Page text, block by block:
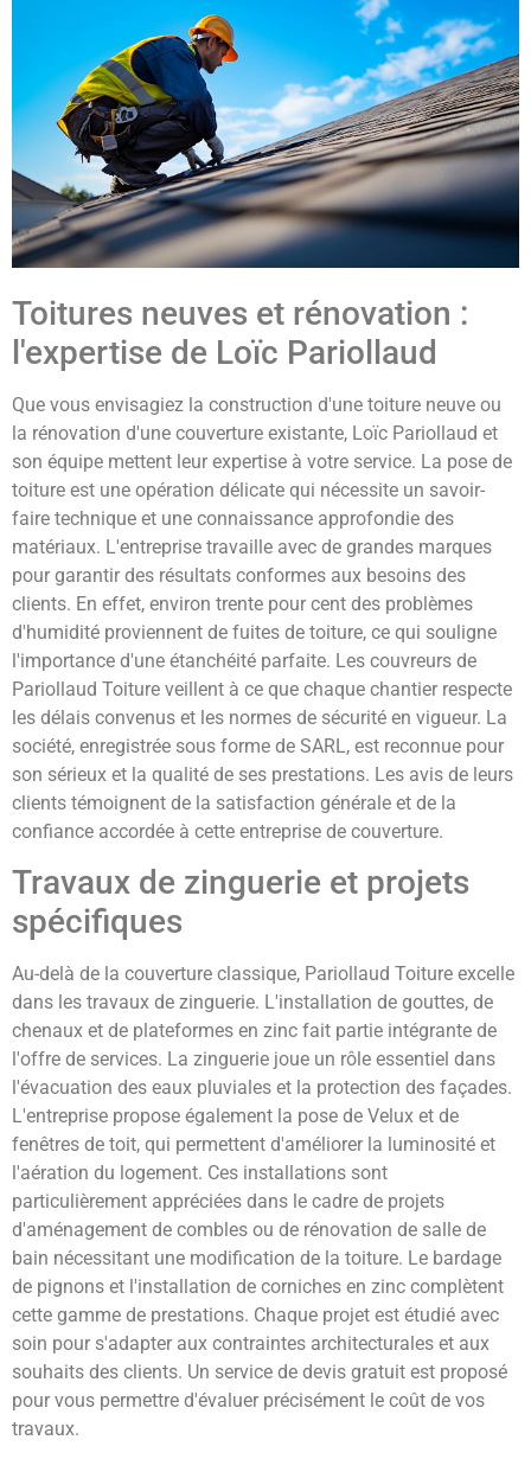
Toitures neuves et rénovation :
l'expertise de Loïc Pariollaud
Que vous envisagiez la construction d'une toiture neuve ou
la rénovation d'une couverture existante, Loïc Pariollaud et
son équipe mettent leur expertise à votre service. La pose de
toiture est une opération délicate qui nécessite un savoir-
faire technique et une connaissance approfondie des
matériaux. L'entreprise travaille avec de grandes marques
pour garantir des résultats conformes aux besoins des
clients. En effet, environ trente pour cent des problèmes
d'humidité proviennent de fuites de toiture, ce qui souligne
l'importance d'une étanchéité parfaite. Les couvreurs de
Pariollaud Toiture veillent à ce que chaque chantier respecte
les délais convenus et les normes de sécurité en vigueur. La
société, enregistrée sous forme de SARL, est reconnue pour
son sérieux et la qualité de ses prestations. Les avis de leurs
clients témoignent de la satisfaction générale et de la
confiance accordée à cette entreprise de couverture.
Travaux de zinguerie et projets
spécifiques
Au-delà de la couverture classique, Pariollaud Toiture excelle
dans les travaux de zinguerie. L'installation de gouttes, de
chenaux et de plateformes en zinc fait partie intégrante de
l'offre de services. La zinguerie joue un rôle essentiel dans
l'évacuation des eaux pluviales et la protection des façades.
L'entreprise propose également la pose de Velux et de
fenêtres de toit, qui permettent d'améliorer la luminosité et
l'aération du logement. Ces installations sont
particulièrement appréciées dans le cadre de projets
d'aménagement de combles ou de rénovation de salle de
bain nécessitant une modification de la toiture. Le bardage
de pignons et l'installation de corniches en zinc complètent
cette gamme de prestations. Chaque projet est étudié avec
soin pour s'adapter aux contraintes architecturales et aux
souhaits des clients. Un service de devis gratuit est proposé
pour vous permettre d'évaluer précisément le coût de vos
travaux.